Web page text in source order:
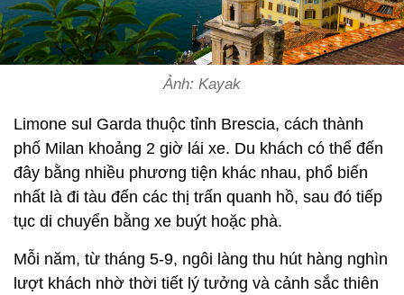
Ảnh: Kayak
Limone sul Garda thuộc tỉnh Brescia, cách thành
phố Milan khoảng 2 giờ lái xe. Du khách có thể đến
đây bằng nhiều phương tiện khác nhau, phổ biến
nhất là đi tàu đến các thị trấn quanh hồ, sau đó tiếp
tục di chuyển bằng xe buýt hoặc phà.
Mỗi năm, từ tháng 5-9, ngôi làng thu hút hàng nghìn
lượt khách nhờ thời tiết lý tưởng và cảnh sắc thiên